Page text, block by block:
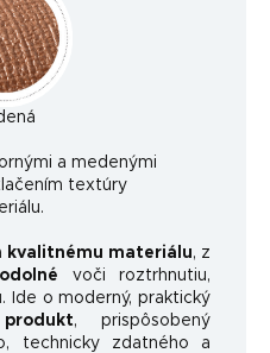
a medenými
textúry
kvalitnému materiálu, z
odolné voči roztrhnutiu,
Ide o moderný, praktický
, prispôsobený
​​technicky zdatného a